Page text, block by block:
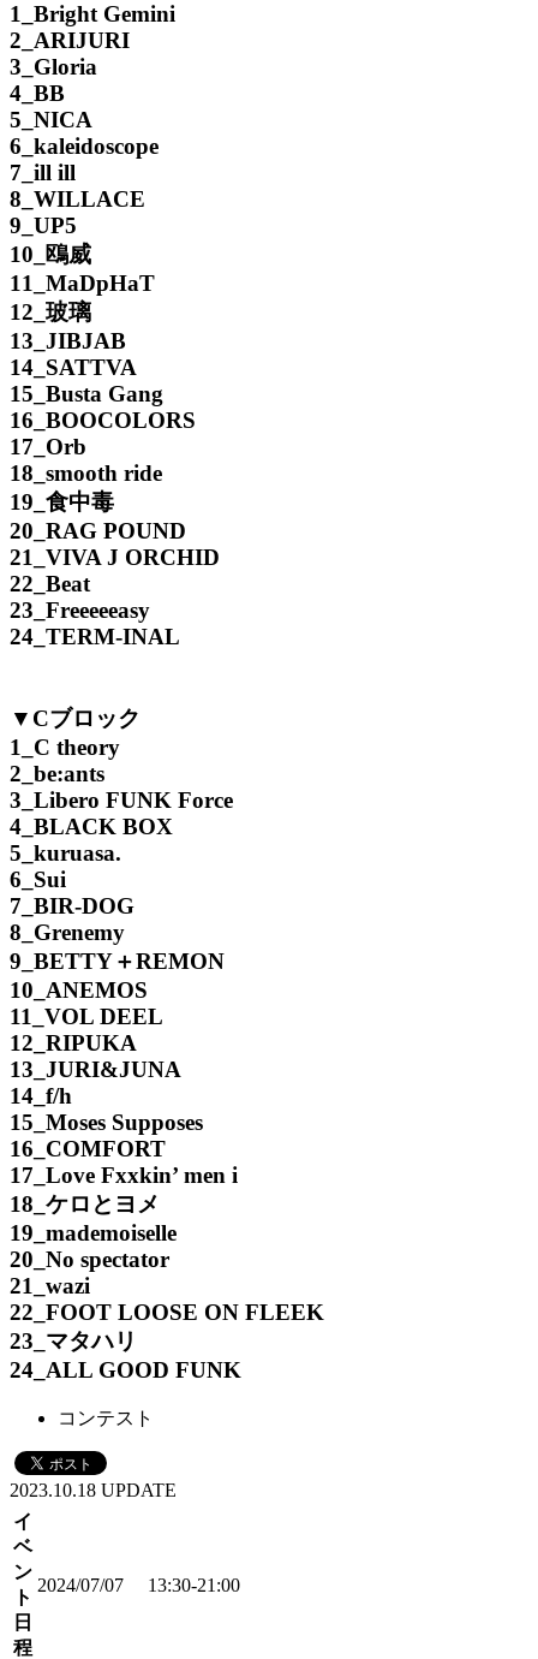
1_Bright Gemini
2_ARIJURI
3_Gloria
4_BB
5_NICA
6_kaleidoscope
7_ill ill
8_WILLACE
9_UP5
10_鴎威
11_MaDpHaT
12_玻璃
13_JIBJAB
14_SATTVA
15_Busta Gang
16_BOOCOLORS
17_Orb
18_smooth ride
19_食中毒
20_RAG POUND
21_VIVA J ORCHID
22_Beat
23_Freeeeeasy
24_TERM-INAL
▼Cブロック
1_C theory
2_be:ants
3_Libero FUNK Force
4_BLACK BOX
5_kuruasa.
6_Sui
7_BIR-DOG
8_Grenemy
9_BETTY＋REMON
10_ANEMOS
11_VOL DEEL
12_RIPUKA
13_JURI&JUNA
14_f/h
15_Moses Supposes
16_COMFORT
17_Love Fxxkin’ men i
18_ケロとヨメ
19_mademoiselle
20_No spectator
21_wazi
22_FOOT LOOSE ON FLEEK
23_マタハリ
24_ALL GOOD FUNK
コンテスト
2023.10.18 UPDATE
イ
ベ
ン
ト
日
程
2024/07/07 13:30-21:00